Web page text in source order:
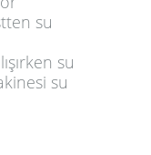
su
su
su